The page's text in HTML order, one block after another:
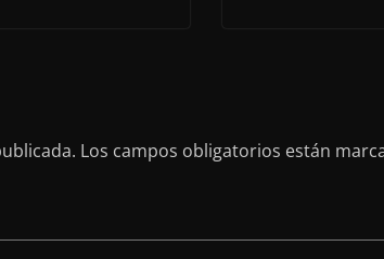
Los campos obligatorios están